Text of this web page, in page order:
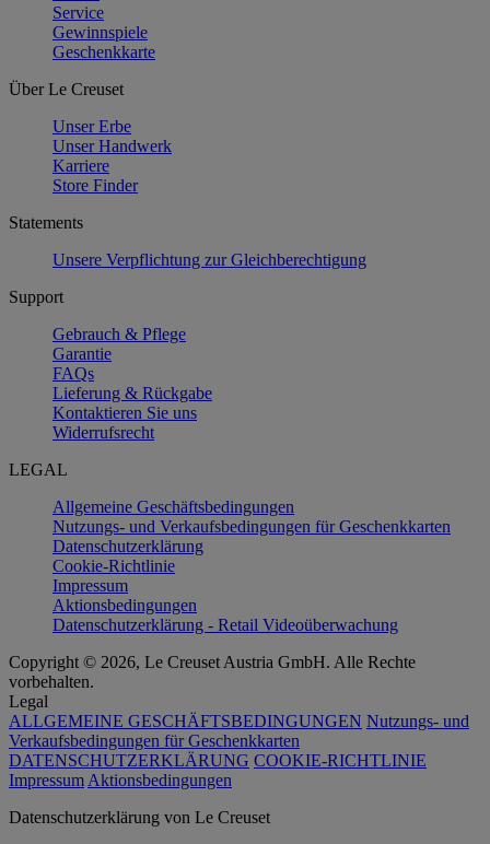
Service
Gewinnspiele
Geschenkkarte
Über Le Creuset
Unser Erbe
Unser Handwerk
Karriere
Store Finder
Statements
Unsere Verpflichtung zur Gleichberechtigung
Support
Gebrauch & Pflege
Garantie
FAQs
Lieferung & Rückgabe
Kontaktieren Sie uns
Widerrufsrecht
LEGAL
Allgemeine Geschäftsbedingungen
Nutzungs- und Verkaufsbedingungen für Geschenkkarten
Datenschutzerklärung
Cookie-Richtlinie
Impressum
Aktionsbedingungen
Datenschutzerklärung - Retail Videoüberwachung
Copyright © 2026, Le Creuset Austria GmbH. Alle Rechte
vorbehalten.
Legal
ALLGEMEINE GESCHÄFTSBEDINGUNGEN Nutzungs- und
Verkaufsbedingungen für Geschenkkarten
DATENSCHUTZERKLÄRUNG COOKIE-RICHTLINIE
Impressum Aktionsbedingungen
Datenschutz­erklärung von Le Creuset